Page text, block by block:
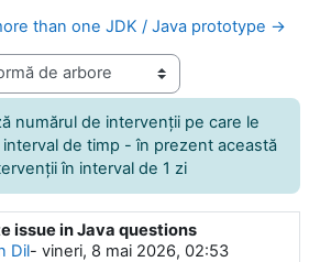
than one JDK / Java prototype →
numărul de intervenţii pe care le
de timp - în prezent această
în interval de 1 zi
issue in Java questions
Dil- vineri, 8 mai 2026, 02:53
1